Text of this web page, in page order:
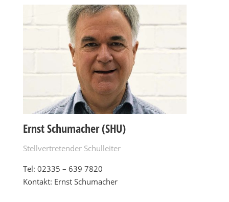
Ernst Schumacher (SHU)
Stellvertretender Schulleiter
Tel: 02335 – 639 7820
Kontakt: Ernst Schumacher